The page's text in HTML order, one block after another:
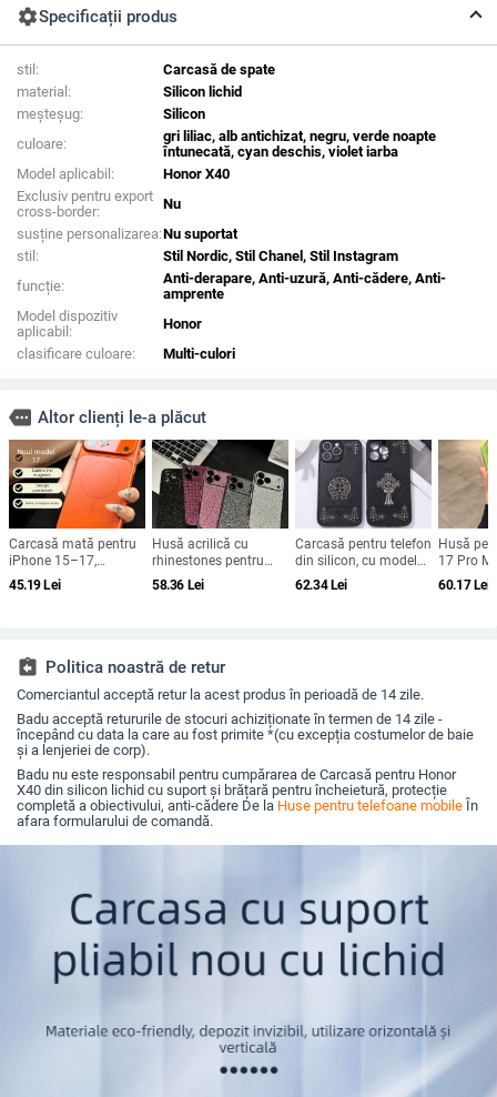
settingsSpecificații produs
stil:
Carcasă de spate
material:
Silicon lichid
meșteșug:
Silicon
culoare:
gri liliac, alb antichizat, negru, verde noapte
întunecată, cyan deschis, violet iarba
Model aplicabil:
Honor X40
Exclusiv pentru export
cross-border:
Nu
susține personalizarea:Nu suportat
stil:
Stil Nordic, Stil Chanel, Stil Instagram
funcție:
Anti-derapare, Anti-uzură, Anti-cădere, Anti-
amprente
Model dispozitiv
aplicabil:
Honor
clasificare culoare:
Multi-culori
more Altor clienți le-a plăcut
Carcasă mată pentru
iPhone 15–17,
rezistență la șocuri,
protecție pentru
45.19Lei
Husă acrilică cu
rhinestones pentru
iPhone 17 Pro Max,
acoperire completă cu
58.36 Lei
Carcasă pentru telefon
din silicon, cu model
gravat în relief,
portabilă, anti-cadere,
62.34Lei
Husă
17 Pro
obiectiv
60.17Lei
assignment_return Politica noastră de retur
Comerciantul acceptă retur la acest produs în perioadă de 14 zile.
Badu acceptă retururile de stocuri achiziționate în termen de 14 zile -
începând cu data la care au fost primite *(cu excepția costumelor de baie
și a lenjeriei de corp).
Badu nu este responsabil pentru cumpărarea de Carcasă pentru Honor
X40 din silicon lichid cu suport și brățară pentru încheietură, protecție
completă a obiectivului, anti-cădere De la Huse pentru telefoane mobile În
afara formularului de comandă.